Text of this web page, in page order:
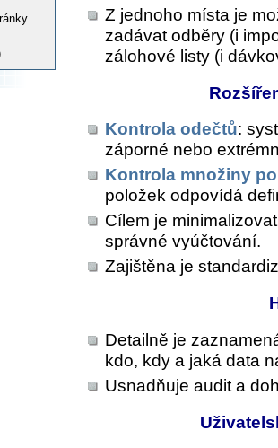
Z jednoho místa je
zadávat odběry (i
zálohové listy (i
Kontrola odečtů:
záporné nebo
Kontrola množiny
položek odpovídá
Cílem je
správné vyúčtování.
Zajištěna je
Detailně je
kdo, kdy a jaká data
Usnadňuje audit a